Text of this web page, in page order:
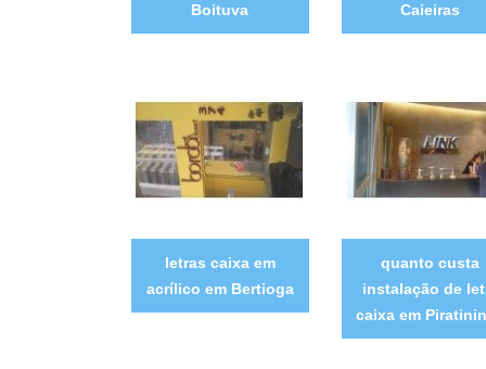
Boituva
Caieiras
letras caixa em
acrílico em Bertioga
quanto custa
instalação de
caixa em